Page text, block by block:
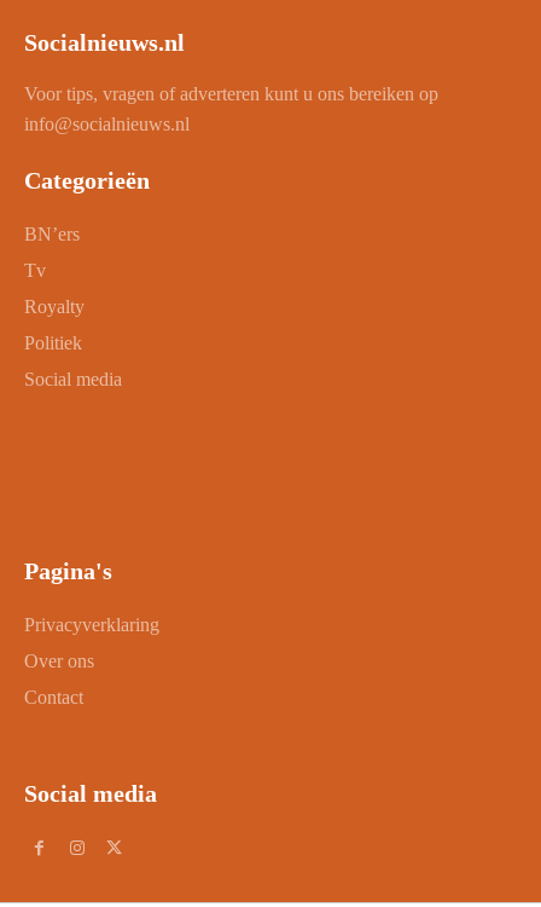
Socialnieuws.nl
Voor tips, vragen of adverteren kunt u ons bereiken op
info@socialnieuws.nl
Categorieën
BN’ers
Tv
Royalty
Politiek
Social media
Pagina's
Privacyverklaring
Over ons
Contact
Social media